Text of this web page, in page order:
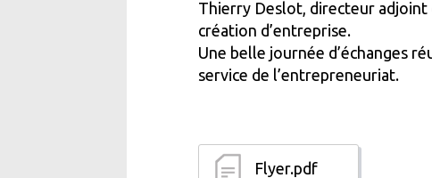
Thierry Deslot, directeur
création d’entreprise.
Une belle journée d’échanges
service de l’entrepreneuriat.
Flyer.pdf